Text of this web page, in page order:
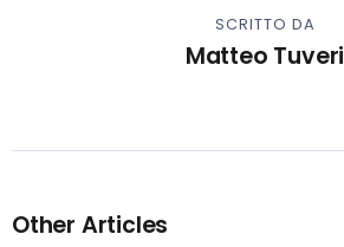
SCRITTO DA
Matteo Tuveri
Other Articles